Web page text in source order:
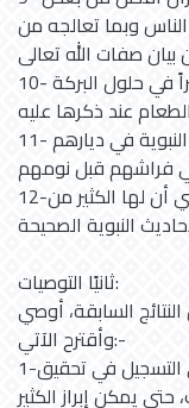
الناس وبما تعالجه من
صفات الله تعالى.
10- أثبت البحث أن للأحاديث النبوية فضلاً كبيراً في حلول البركة
عند ذكرها عليه.
11- حرص الصحابة رضي الله عنهم على الأذكار النبوية في ديارهم
فراشهم قبل نومهم.
12-ثبت لي من خلال دراستي حول آية الكرسي أن لها الكثير من
النبوية الصحيحة.
ثانيًا التوصيات:
السابقة، أوصي
وأقترح الآتي:-
1-أن يحرص طلاب الدراسات العليا على التسجيل في تحقيق
يمكن إبراز الكثير